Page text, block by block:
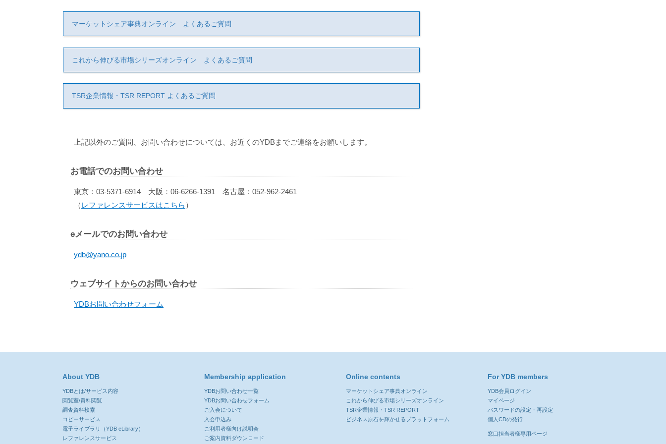
マーケットシェア事典オンライン よくあるご質問
これから伸びる市場シリーズオンライン よくあるご質問
TSR企業情報・TSR REPORT よくあるご質問
上記以外のご質問、お問い合わせについては、お近くのYDBまでご連絡をお願いします。
お電話でのお問い合わせ
東京：03-5371-6914 大阪：06-6266-1391 名古屋：052-962-2461
（ レファレンスサービスはこちら ）
eメールでのお問い合わせ
ydb@yano.co.jp
ウェブサイトからのお問い合わせ
YDBお問い合わせフォーム
About YDB
YDBとは/サービス内容
閲覧室/資料閲覧
調査資料検索
コピーサービス
電子ライブラリ（YDB eLibrary）
レファレンスサービス
Membership application
YDBお問い合わせ一覧
YDBお問い合わせフォーム
ご入会について
入会申込み
ご利用者様向け説明会
ご案内資料ダウンロード
Online contents
マーケットシェア事典オンライン
これから伸びる市場シリーズオンライン
TSR企業情報・TSR REPORT
ビジネス原石を輝かせるプラットフォーム
For YDB members
YDB会員ログイン
マイページ
パスワードの設定・再設定
個人CDの発行
窓口担当者様専用ページ